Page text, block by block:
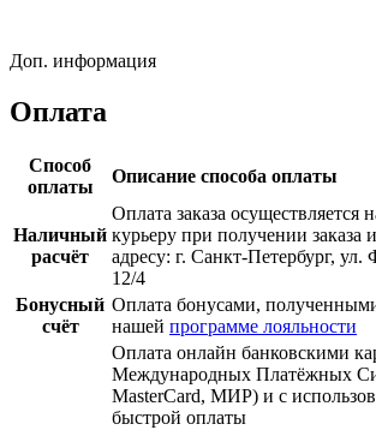
Доп. информация
Оплата
Способ
оплаты
Описание способа оплаты
Наличный
расчёт
Оплата заказа осуществляется
курьеру при получении заказа
адресу: г. Санкт-Петербург,
12/4
Бонусный
счёт
Оплата бонусами,
нашей программе лояльности
Оплата онлайн банковскими
Международных Платёжных
MasterCard, МИР) и с
быстрой оплаты